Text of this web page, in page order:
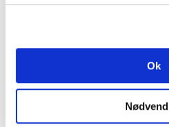
Ok
og Marius Jensen
befinder sig i
(Tyskland).
klausuleret iht.
Kontakt venligst
brugen af
formål.
Nedenunder findes
historien om